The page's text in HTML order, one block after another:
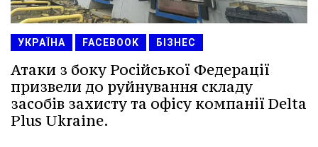
УКРАЇНА FACEBOOK БІЗНЕС
Атаки з боку Російської Федерації
призвели до руйнування складу
засобів захисту та офісу компанії Delta
Plus Ukraine.